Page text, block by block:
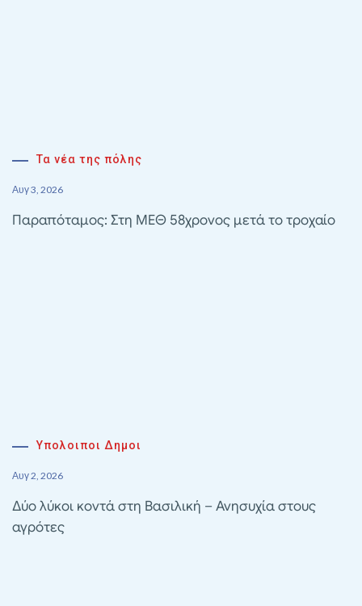
Τα νέα της πόλης
Αυγ 3, 2026
Παραπόταμος: Στη ΜΕΘ 58χρονος μετά το τροχαίο
Υπολοιποι Δημοι
Αυγ 2, 2026
Δύο λύκοι κοντά στη Βασιλική – Ανησυχία στους
αγρότες